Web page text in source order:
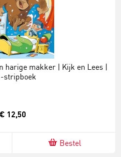
harige makker | Kijk en Lees |
stripboek
€ 12,50
Bestel